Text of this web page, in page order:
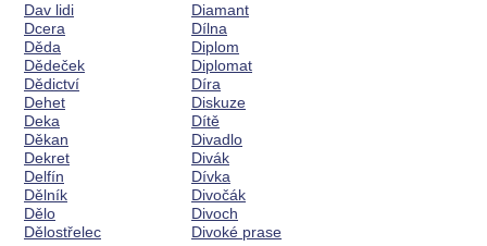
Dav lidi
Dcera
Děda
Dědeček
Dědictví
Dehet
Deka
Děkan
Dekret
Delfín
Dělník
Dělo
Dělostřelec
Diamant
Dílna
Diplom
Diplomat
Díra
Diskuze
Dítě
Divadlo
Divák
Dívka
Divočák
Divoch
Divoké prase